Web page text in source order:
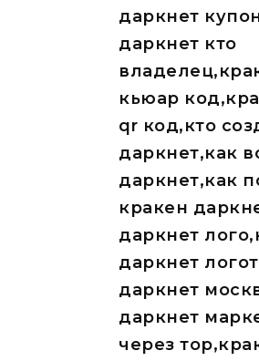
даркнет
даркнет кто
кьюар
qr код,кто
даркнет,как
даркнет,как
кракен
даркнет
даркнет
даркнет
даркнет
через